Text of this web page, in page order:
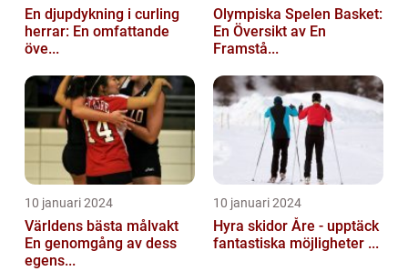
En djupdykning i curling
herrar: En omfattande
öve...
Olympiska Spelen Basket:
En Översikt av En
Framstå...
10 januari 2024
Världens bästa målvakt
En genomgång av dess
egens...
10 januari 2024
Hyra skidor Åre - upptäck
fantastiska möjligheter ...